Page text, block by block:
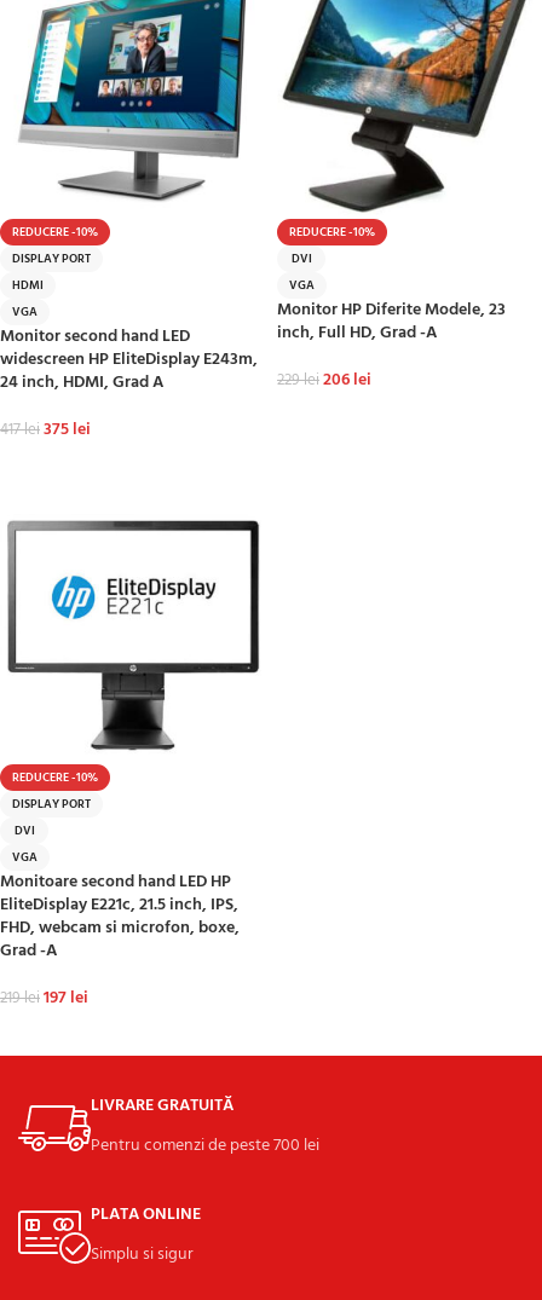
REDUCERE -10%
DISPLAY PORT
HDMI
VGA
Monitor second hand LED
widescreen HP EliteDisplay E243m,
24 inch, HDMI, Grad A
417lei375lei
REDUCERE -10%
DVI
VGA
Monitor HP Diferite Modele, 23
inch, Full HD, Grad -A
229lei206lei
REDUCERE -10%
DISPLAY PORT
DVI
VGA
Monitoare second hand LED HP
EliteDisplay E221c, 21.5 inch, IPS,
FHD, webcam si microfon, boxe,
Grad -A
219lei197lei
LIVRARE GRATUITĂ
Pentru comenzi de peste 700 lei
PLATA ONLINE
Simplu si sigur